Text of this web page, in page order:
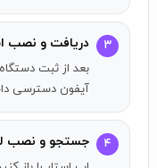
۳ دریافت و نصب
بعد از ثبت
آیفون دسترسی
۴ جستجو و نصب